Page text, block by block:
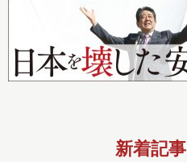
新着記事